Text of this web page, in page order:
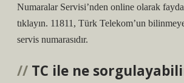
Numaralar Servisi’nden online olarak
tıklayın. 11811, Türk Telekom’un
servis numarasıdır.
TC ile ne